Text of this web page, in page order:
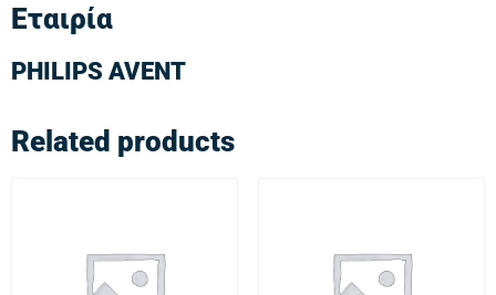
Εταιρία
PHILIPS AVENT
Related products